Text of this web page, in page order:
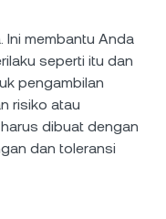
Ini membantu Anda
seperti itu dan
pengambilan
risiko atau
dibuat dengan
dan toleransi